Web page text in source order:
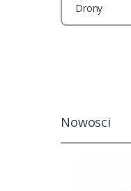
Drony
Nowosci